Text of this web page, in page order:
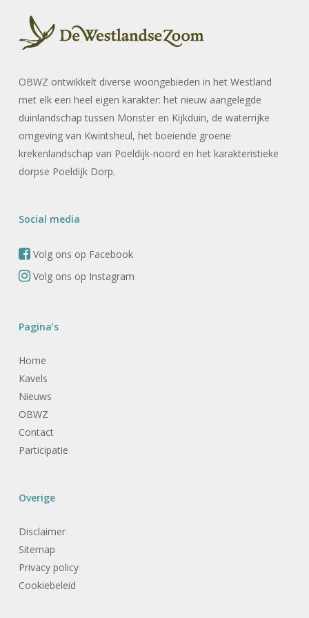
OBWZ ontwikkelt diverse woongebieden in het Westland
met elk een heel eigen karakter: het nieuw aangelegde
duinlandschap tussen Monster en Kijkduin, de waterrijke
omgeving van Kwintsheul, het boeiende groene
krekenlandschap van Poeldijk-noord en het karakteristieke
dorpse Poeldijk Dorp.
Social media
Volg ons op Facebook
Volg ons op Instagram
Pagina’s
Home
Kavels
Nieuws
OBWZ
Contact
Participatie
Overige
Disclaimer
Sitemap
Privacy policy
Cookiebeleid